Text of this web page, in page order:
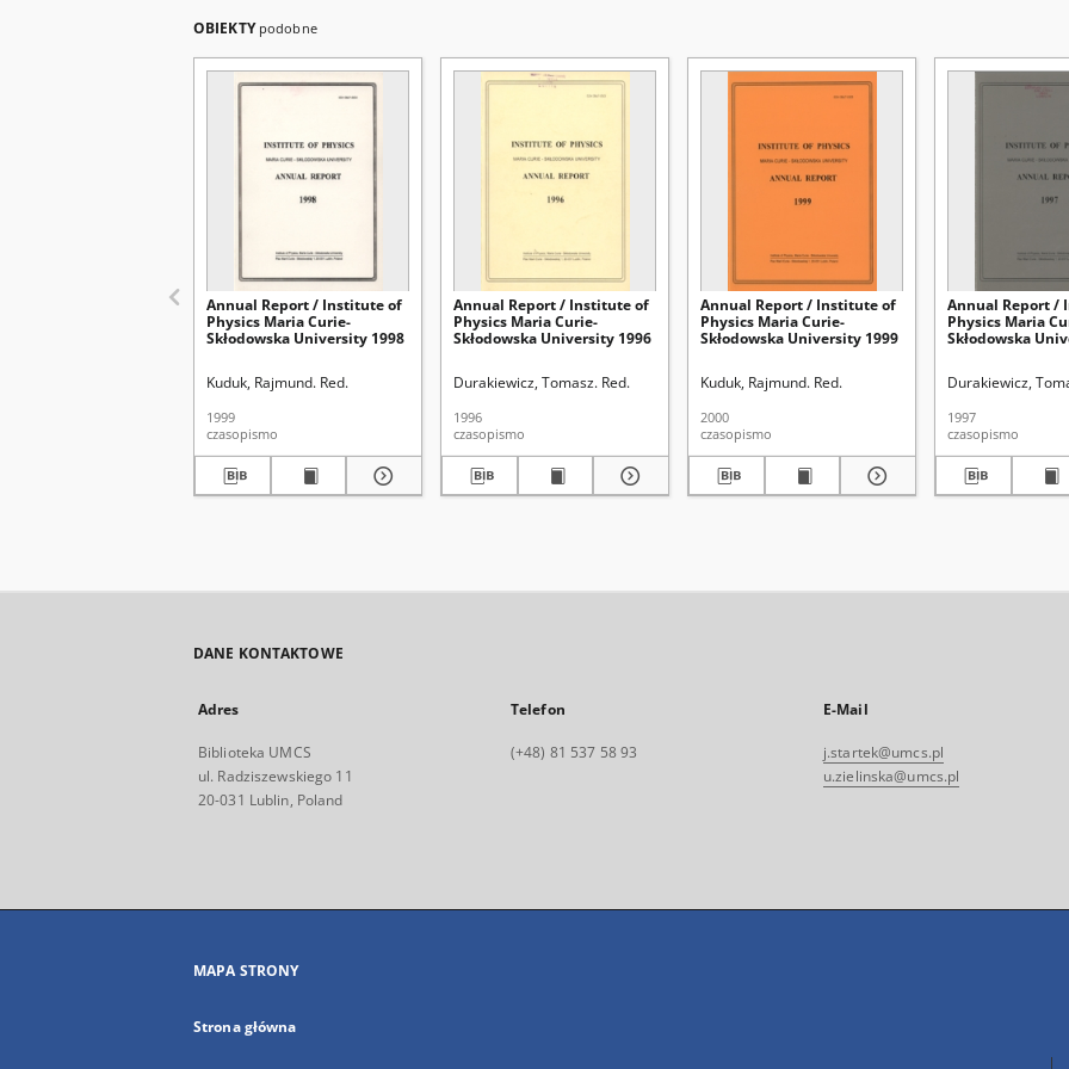
OBIEKTY podobne
Annual Report / Institute of
Physics Maria Curie-
Skłodowska University 1998
Kuduk, Rajmund. Red.
1999
czasopismo
Annual Report / Institute of
Physics Maria Curie-
Skłodowska University 1996
Durakiewicz, Tomasz. Red.
1996
czasopismo
Annual Report / Institute of
Physics Maria Curie-
Skłodowska University 1999
Kuduk, Rajmund. Red.
2000
czasopismo
Annual Report /
Physics Maria
Skłodowska
Durakiewicz,
1997
czasopismo
DANE KONTAKTOWE
Adres
Biblioteka UMCS
ul. Radziszewskiego 11
20-031 Lublin, Poland
Telefon
(+48) 81 537 58 93
E-Mail
j.startek@umcs.pl
u.zielinska@umcs.pl
MAPA STRONY
Strona główna